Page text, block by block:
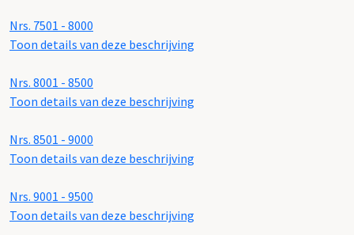
Nrs. 7501 - 8000
Toon details van deze beschrijving
Nrs. 8001 - 8500
Toon details van deze beschrijving
Nrs. 8501 - 9000
Toon details van deze beschrijving
Nrs. 9001 - 9500
Toon details van deze beschrijving